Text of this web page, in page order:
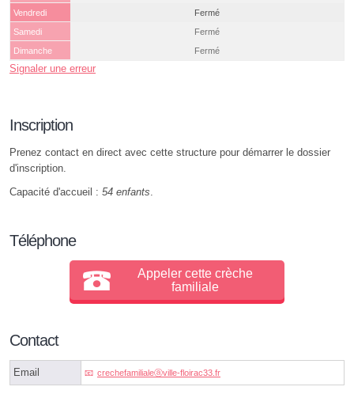
Vendredi
Fermé
Samedi
Fermé
Dimanche
Fermé
Signaler une erreur
Inscription
Prenez contact en direct avec cette structure pour démarrer le dossier
d'inscription.
Capacité d'accueil : 54 enfants
Téléphone
Appeler cette crèche
familiale
Contact
Email crechefamilialeⓐville-floirac33.fr